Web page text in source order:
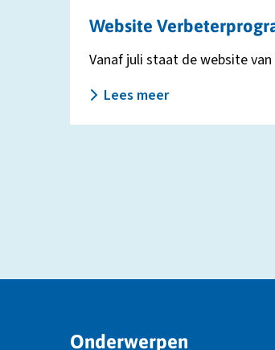
Website
Vanaf juli staat de website
Lees meer
Onderwerpen